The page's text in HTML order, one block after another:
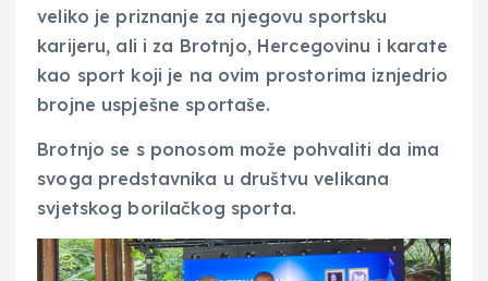
veliko je priznanje za njegovu sportsku
karijeru, ali i za Brotnjo, Hercegovinu i karate
kao sport koji je na ovim prostorima iznjedrio
brojne uspješne sportaše.
Brotnjo se s ponosom može pohvaliti da ima
svoga predstavnika u društvu velikana
svjetskog borilačkog sporta.